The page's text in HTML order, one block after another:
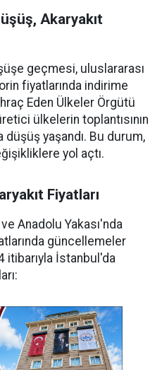
Akaryakıt
geçmesi, uluslararası
fiyatlarında indirime
Eden Ülkeler Örgütü
ülkelerin toplantısının
düşüş yaşandı. Bu durum,
yol açtı.
Fiyatları
Anadolu Yakası'nda
güncellemeler
itibarıyla İstanbul'da